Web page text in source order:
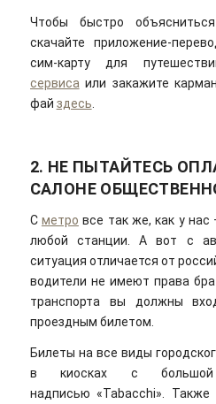
Чтобы быстро
скачайте приложение-
сим-карту для
сервисаили закажите
фай здесь.
2. НЕ ПЫТАЙТЕСЬ
САЛОНЕ
С метро все так же, как у
любой станции. А вот с
ситуация отличается от
водители не имеют права
транспорта вы должны
проездным билетом.
Билеты на все виды
в киосках с
надписью «Tabacchi».